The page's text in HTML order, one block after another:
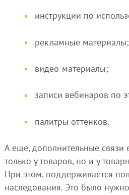
инструкции по
рекламные материалы;
видео-материалы;
записи вебинаров по
палитры оттенков.
А еще, дополнительные связи
только у товаров, но и у
При этом, поддерживается
наследования. Это было